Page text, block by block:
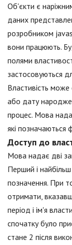
Об'єкти є
даних
розробником
вони працюють.
полями
застосовуються
Властивість
або дату
процес. Мова
які позначаються
Доступ до
Мова надає дві
Перший і
позначення. При
отримати,
період і ім'я
спочатку було
стане 2 після